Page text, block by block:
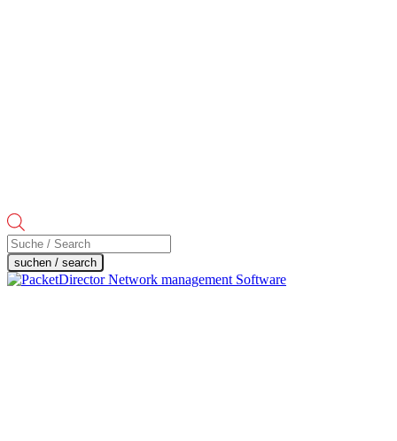
Products
search
suchen / search